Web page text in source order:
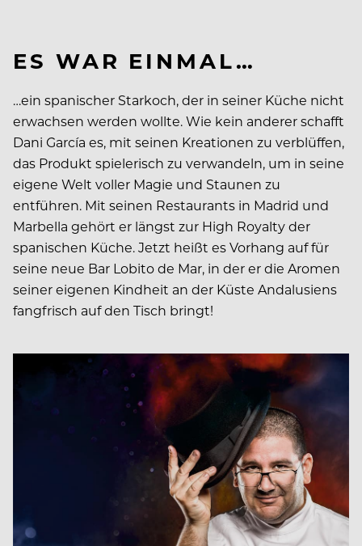
ES WAR EINMAL…
…ein spanischer Starkoch, der in seiner Küche nicht
erwachsen werden wollte. Wie kein anderer schafft
Dani García es, mit seinen Kreationen zu verblüffen,
das Produkt spielerisch zu verwandeln, um in seine
eigene Welt voller Magie und Staunen zu
entführen. Mit seinen Restaurants in Madrid und
Marbella gehört er längst zur High Royalty der
spanischen Küche. Jetzt heißt es Vorhang auf für
seine neue Bar Lobito de Mar, in der er die Aromen
seiner eigenen Kindheit an der Küste Andalusiens
fangfrisch auf den Tisch bringt!